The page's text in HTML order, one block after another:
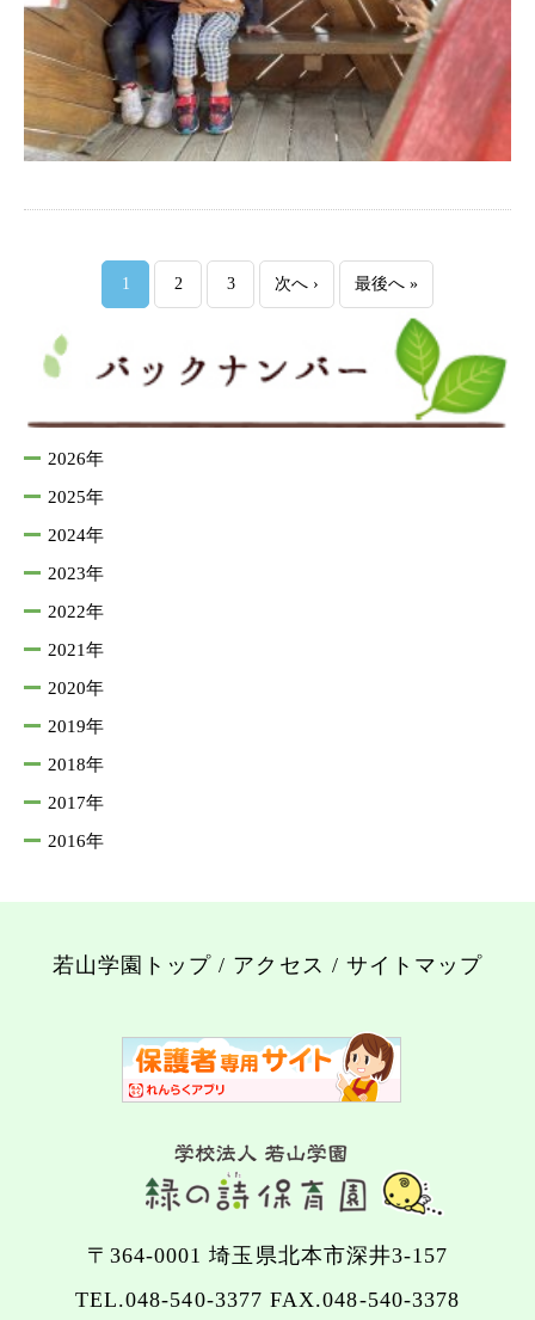
1 2 3 次へ › 最後へ »
2026年
2025年
2024年
2023年
2022年
2021年
2020年
2019年
2018年
2017年
2016年
〒364-0001 埼玉県北本市深井3-157
TEL.048-540-3377 FAX.048-540-3378
若山学園トップ / アクセス / サイトマップ